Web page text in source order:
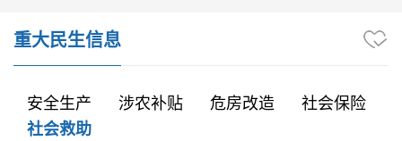
重大民生信息
安全生产 涉农补贴 危房改造
社会保险
社会救助